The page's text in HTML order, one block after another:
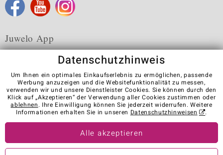
Juwelo App
Karriere AGB Datenschutz Cookies
Impressum
Kontakt
Vertrag widerrufen
Visit our stores in other countries:
Datenschutzhinweis
Um Ihnen ein optimales Einkaufserlebnis zu ermöglichen, passende
Werbung anzuzeigen und die Websitefunktionalität zu messen,
verwenden wir und unsere Dienstleister Cookies. Sie können durch den
Klick auf „Akzeptieren“ der Verwendung aller Cookies zustimmen oder
ablehnen. Ihre Einwilligung können Sie jederzeit widerrufen. Weitere
Informationen erhalten Sie in unseren Datenschutzhinweisen .
Alle akzeptieren